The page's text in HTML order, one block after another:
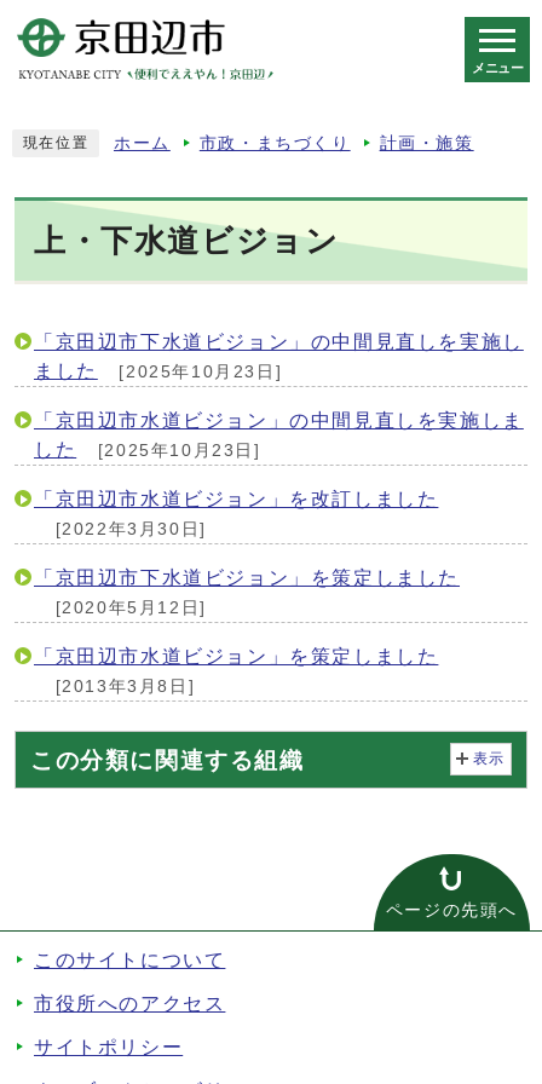
メニュー
現在位置 ホーム 市政・まちづくり 計画・施策
上・下水道ビジョン
「京田辺市下水道ビジョン」の中間見直しを実施し
ました
[2025年10月23日]
「京田辺市水道ビジョン」の中間見直しを実施しま
した
[2025年10月23日]
「京田辺市水道ビジョン」を改訂しました
[2022年3月30日]
「京田辺市下水道ビジョン」を策定しました
[2020年5月12日]
「京田辺市水道ビジョン」を策定しました
[2013年3月8日]
この分類に関連する組織 表示
ページの先頭へ
このサイトについて
市役所へのアクセス
サイトポリシー